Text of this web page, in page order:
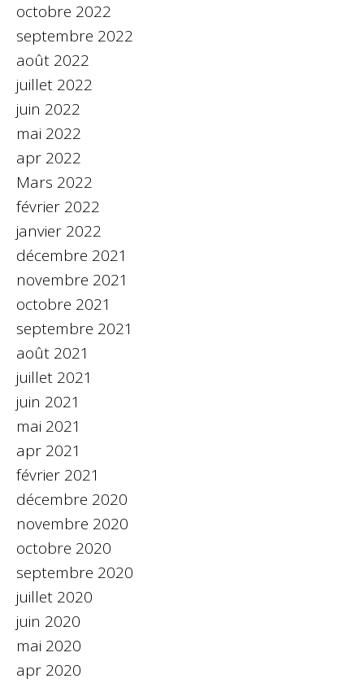
octobre 2022
septembre 2022
août 2022
juillet 2022
juin 2022
mai 2022
apr 2022
Mars 2022
février 2022
janvier 2022
décembre 2021
novembre 2021
octobre 2021
septembre 2021
août 2021
juillet 2021
juin 2021
mai 2021
apr 2021
février 2021
décembre 2020
novembre 2020
octobre 2020
septembre 2020
juillet 2020
juin 2020
mai 2020
apr 2020